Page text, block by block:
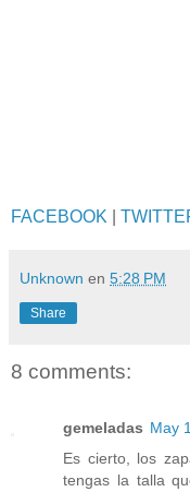
FACEBOOK
Unknown en 5:28 PM
Share
8 comments:
gemeladas May
Es cierto, los
tengas la talla